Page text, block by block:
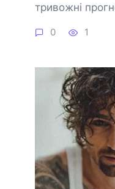
тривожні
0 1